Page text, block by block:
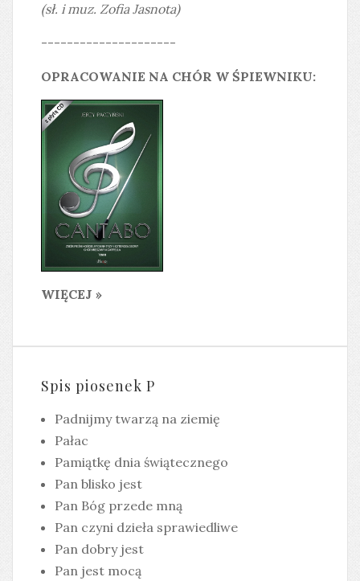
(sł. i muz. Zofia Jasnota)
---------------------
OPRACOWANIE NA CHÓR W ŚPIEWNIKU:
WIĘCEJ »
Spis piosenek P
Padnijmy twarzą na ziemię
Pałac
Pamiątkę dnia świątecznego
Pan blisko jest
Pan Bóg przede mną
Pan czyni dzieła sprawiedliwe
Pan dobry jest
Pan jest mocą